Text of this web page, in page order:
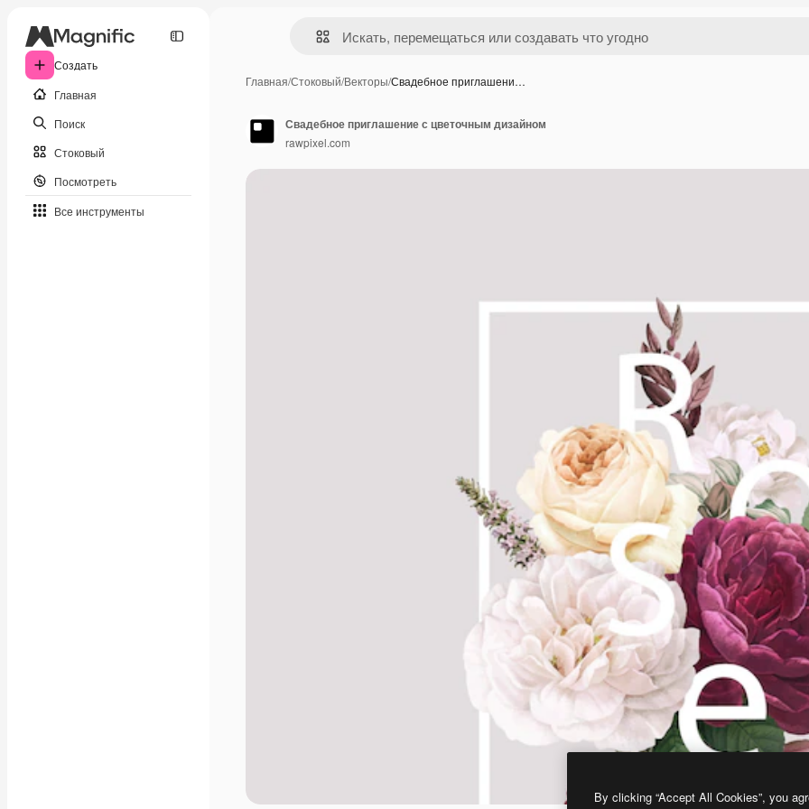
Создать
Главная
Поиск
Стоковый
Посмотреть
Все инструменты
Главная/Стоковый/Векторы/Свадебное приглашени…
Свадебное приглашение с цветочным дизайном
rawpixel.com
By clicking “Accept All Cookies”, you